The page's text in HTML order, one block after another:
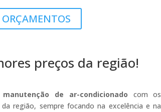
ORÇAMENTOS
preços da região!
manutenção de ar-condicionado com os
região, sempre focando na excelência e na